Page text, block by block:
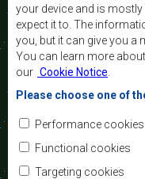
Nous contacter
SADC House
Plot No. 54385
Central Business District
Private Bag 0095
your device and is
expect it to. The
you, but it can give you a
You can learn more
our Cookie Notice
Please choose one of
Performance cookies
Functional cookies
Targeting cookies